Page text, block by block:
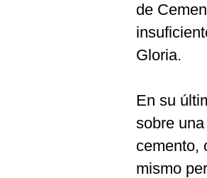
de
Gloria.
En su
sobre
cemento,
mismo